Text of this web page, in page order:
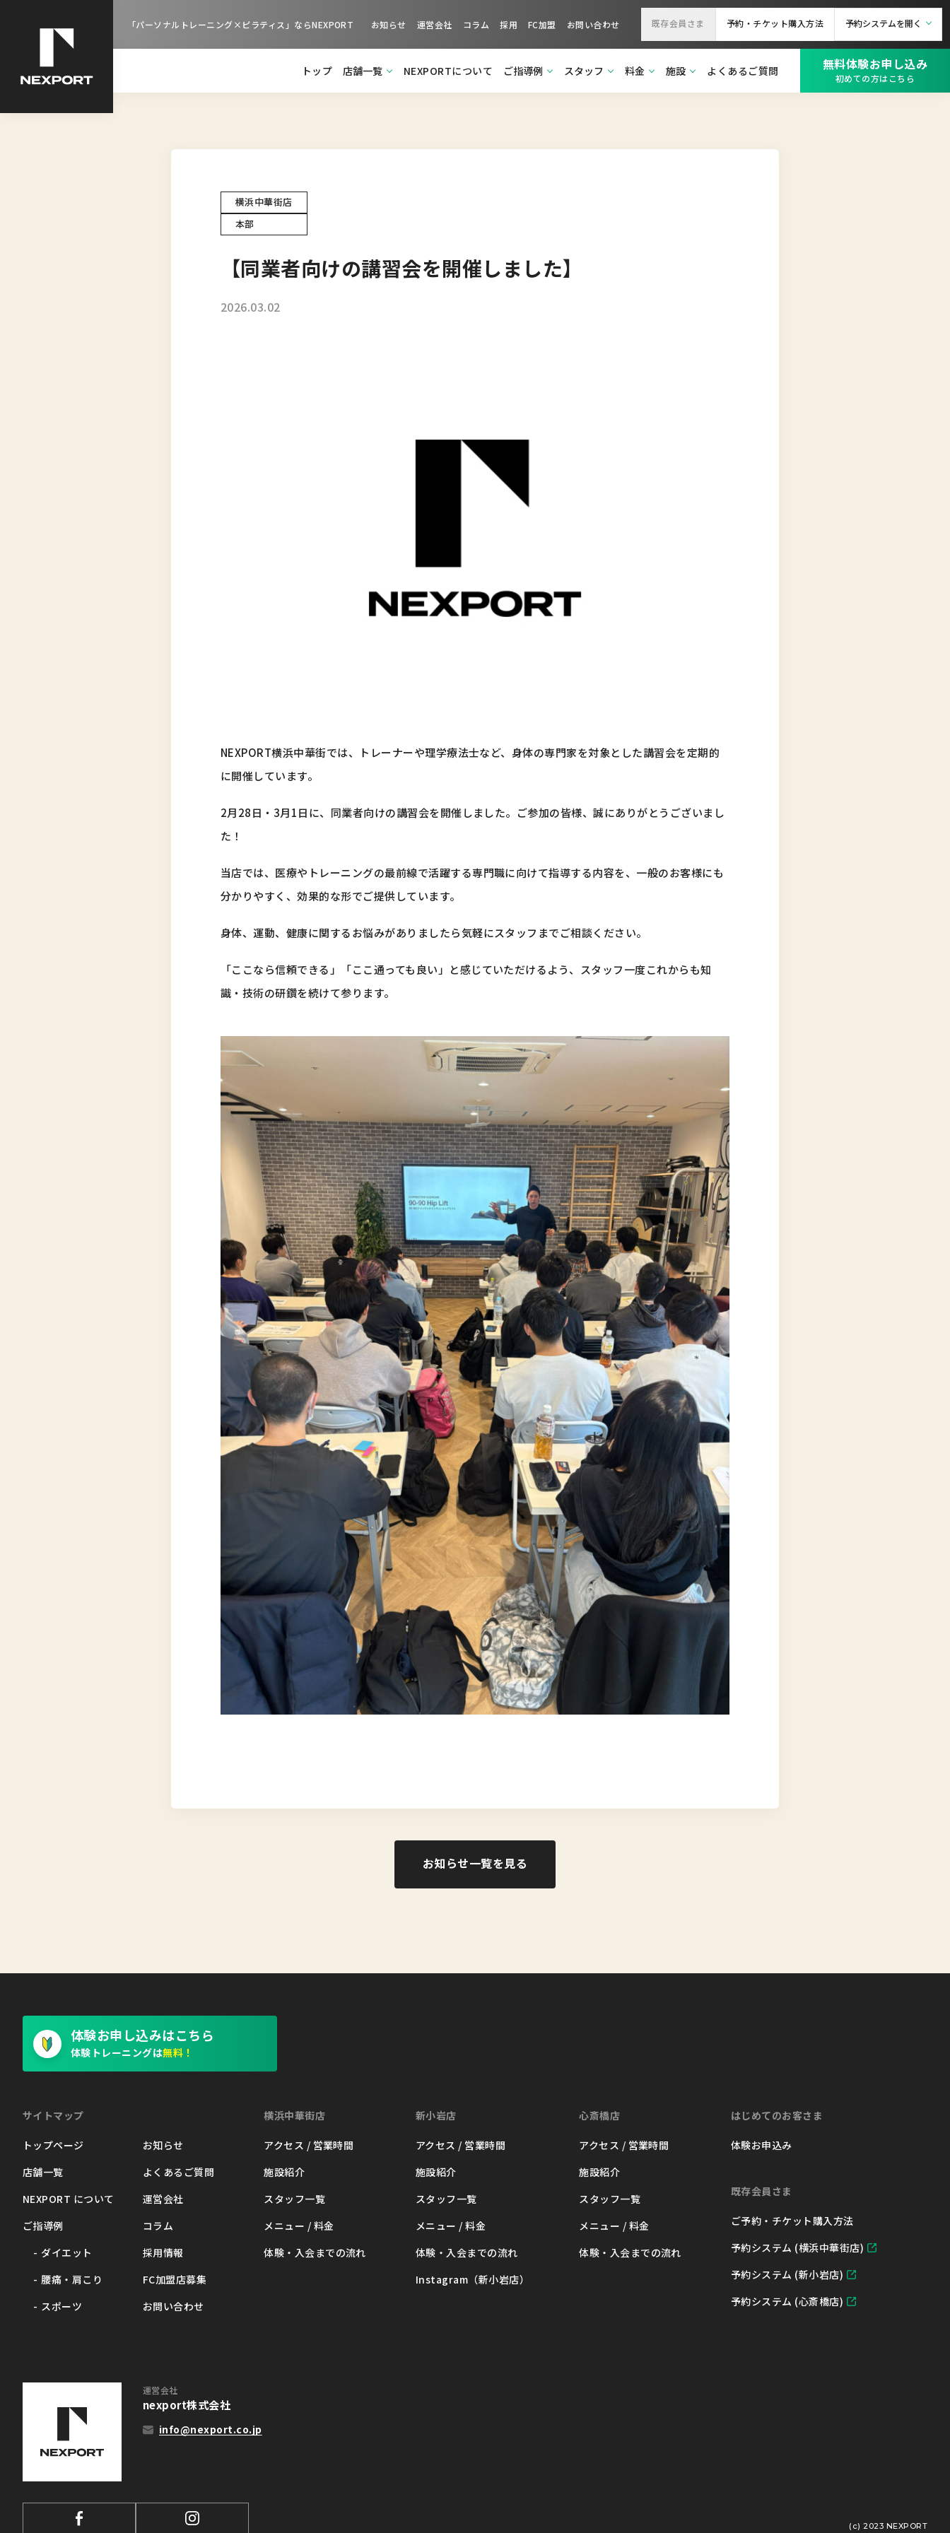
「パーソナルトレーニング×ピラティス」ならNEXPORT お知らせ 運営会社 コラム 採用 FC加盟 お問い合わせ 既存会員さま 予約・チケット購入方法 予約システムを開く
トップ 店舗一覧 NEXPORTについて ご指導例 スタッフ 料金 施設 よくあるご質問 無料体験お申し込み
初めての方はこちら
横浜中華街店
本部
【同業者向けの講習会を開催しました】
2026.03.02
NEXPORT横浜中華街では、トレーナーや理学療法士など、身体の専門家を対象とした講習会を定期的
に開催しています。
2月28日・3月1日に、同業者向けの講習会を開催しました。ご参加の皆様、誠にありがとうございまし
た！
当店では、医療やトレーニングの最前線で活躍する専門職に向けて指導する内容を、一般のお客様にも
分かりやすく、効果的な形でご提供しています。
身体、運動、健康に関するお悩みがありましたら気軽にスタッフまでご相談ください。
「ここなら信頼できる」「ここ通っても良い」と感じていただけるよう、スタッフ一度これからも知
識・技術の研鑽を続けて参ります。
お知らせ一覧を見る
体験お申し込みはこちら
体験トレーニングは無料！
サイトマップ
トップページ
店舗一覧
NEXPORT について
ご指導例
ダイエット
腰痛・肩こり
スポーツ
お知らせ
よくあるご質問
運営会社
コラム
採用情報
FC加盟店募集
お問い合わせ
横浜中華街店
アクセス / 営業時間
施設紹介
スタッフ一覧
メニュー / 料金
体験・入会までの流れ
新小岩店
アクセス / 営業時間
施設紹介
スタッフ一覧
メニュー / 料金
体験・入会までの流れ
Instagram（新小岩店）
心斎橋店
アクセス / 営業時間
施設紹介
スタッフ一覧
メニュー / 料金
体験・入会までの流れ
はじめてのお客さま
体験お申込み
既存会員さま
ご予約・チケット購入方法
予約システム (横浜中華街店)
予約システム (新小岩店)
予約システム (心斎橋店)
運営会社
nexport株式会社
info@nexport.co.jp
(c) 2023 NEXPORT